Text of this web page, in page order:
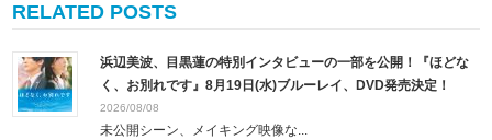
RELATED POSTS
浜辺美波、目黒蓮の特別インタビューの一部を公開！『ほどな
く、お別れです』8月19日(水)ブルーレイ、DVD発売決定！
2026/08/08
未公開シーン、メイキング映像な...